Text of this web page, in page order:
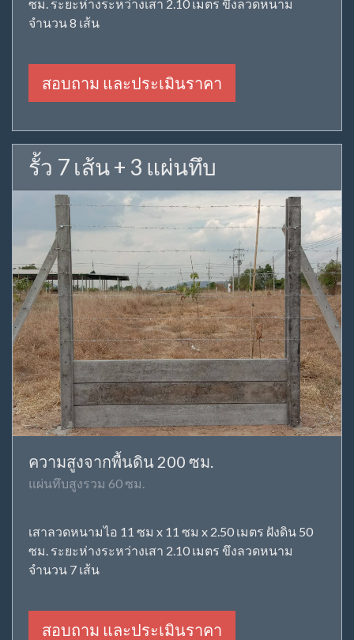
ซม. ระยะห่างระหว่างเสา 2.10 เมตร ขึงลวดหนาม
จำนวน 8 เส้น
สอบถาม และประเมินราคา
รั้ว 7 เส้น + 3 แผ่นทึบ
ความสูงจากพื้นดิน 200 ซม.
แผ่นทึบสูงรวม 60 ซม.
เสาลวดหนามไอ 11 ซม x 11 ซม x 2.50 เมตร ฝังดิน 50
ซม. ระยะห่างระหว่างเสา 2.10 เมตร ขึงลวดหนาม
จำนวน 7 เส้น
สอบถาม และประเมินราคา